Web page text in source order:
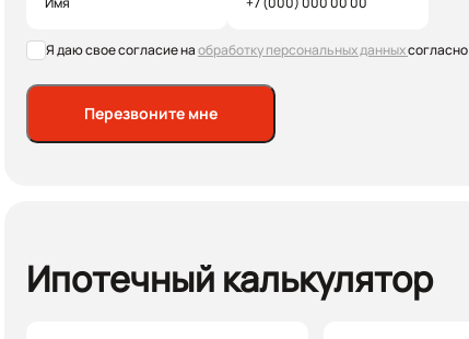
Я даю свое согласие наобработку персональных данныхсогласно
Перезвоните мне
Ипотечный калькулятор